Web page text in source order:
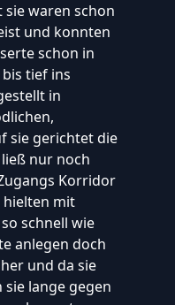
waren schon
und konnten
schon in
tief ins
in
sie gerichtet die
nur noch
Korridor
hielten mit
schnell wie
anlegen doch
und da sie
lange gegen